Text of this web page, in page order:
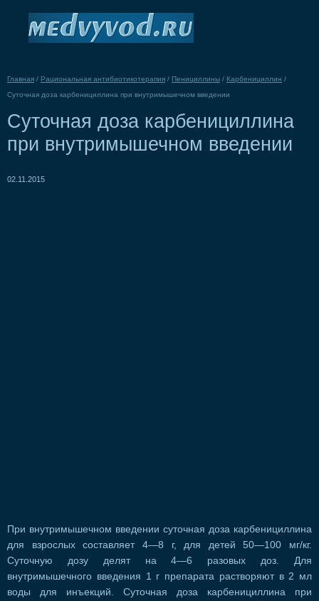
Главная / Рациональная антибиотикотерапия / Пенициллины / Карбенициллин /
Суточная доза карбенициллина при внутримышечном введении
Суточная доза карбенициллина
при внутримышечном введении
02.11.2015
При внутримышечном введении суточная доза карбенициллина
для взрослых составляет 4—8 г, для детей 50—100 мг/кг.
Суточную дозу делят на 4—6 разовых доз. Для
внутримышечного введения 1 г препарата растворяют в 2 мл
воды для инъекций. Суточная доза карбенициллина при